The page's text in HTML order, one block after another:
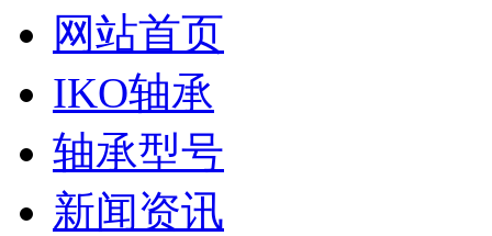
网站首页
IKO轴承
轴承型号
新闻资讯